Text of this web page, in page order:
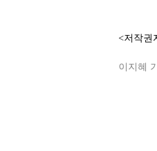
<저작권
이지혜